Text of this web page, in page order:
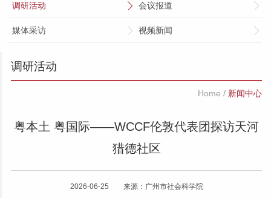
调研活动 会议报道
媒体采访 视频新闻
调研活动
Home / 新闻中心
粤本土 粤国际——WCCF伦敦代表团探访天河
猎德社区
2026-06-25 来源：广州市社会科学院